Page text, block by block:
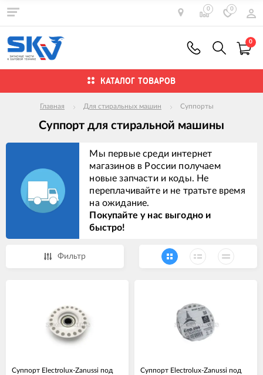
0 0
0
КАТАЛОГ ТОВАРОВ
Главная Для стиральных машин Суппорты
Суппорт для стиральной машины
Мы первые среди интернет
магазинов в России получаем
новые запчасти и коды. Не
переплачивайте и не тратьте время
на ожидание.
Покупайте у нас выгодно и
быстро!
Фильтр
Суппорт Electrolux-Zanussi под
Суппорт Electrolux-Zanussi под